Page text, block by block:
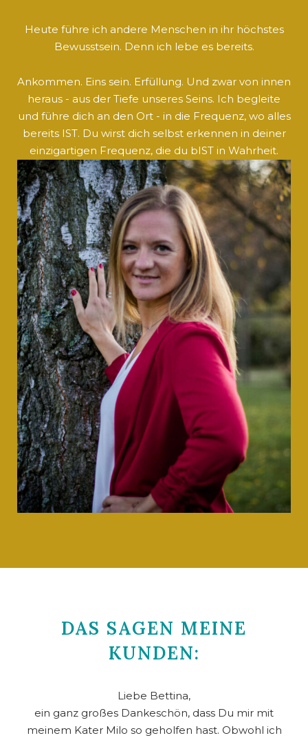
Heute führe ich andere Menschen in ihr höchstes
Bewusstsein. Denn ich lebe es bereits.
Ankommen. Eins sein. Erfüllung. Und zwar von innen
heraus - aus der Tiefe unseres Seins. Ich begleite
und führe dich an den Ort - in die Frequenz, wo alles
bereits IST. Du wirst dich selbst erkennen in deiner
einzigartigen Frequenz, die du bIST in Wahrheit.
DAS SAGEN MEINE
KUNDEN:
Liebe Bettina,
ein ganz großes Dankeschön, dass Du mir mit
meinem Kater Milo so geholfen hast. Obwohl ich